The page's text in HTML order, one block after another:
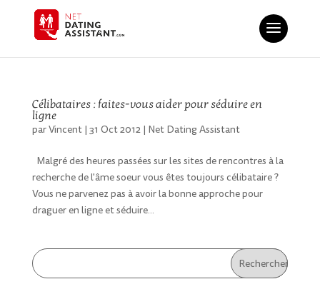
Célibataires : faites-vous aider pour séduire en
ligne
parVincent| 31 Oct 2012| Net Dating Assistant
Malgré des heures passées sur les sites de rencontres à la
recherche de l'âme soeur vous êtes toujours célibataire ?
Vous ne parvenez pas à avoir la bonne approche pour
draguer en ligne et séduire...